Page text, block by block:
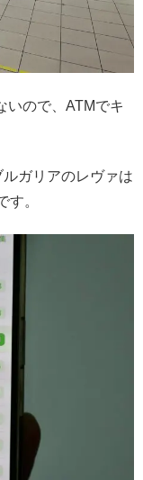
いので、ATMでキ
ガリアのレヴァは
す。